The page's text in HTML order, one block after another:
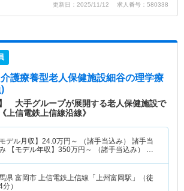
更新日：2025/11/12 求人番号：580338
護療養型老人保健施設細谷の理学療
】 大手グループが展開する老人保健施設で
上信電鉄上信線沿線》
モデル月収】 24.0万円～
（諸手当込み） 諸手当
【モデル年収】 350万円～
（諸手当込み） 諸
県 富岡市 上信電鉄上信線「上州富岡駅」（徒
）